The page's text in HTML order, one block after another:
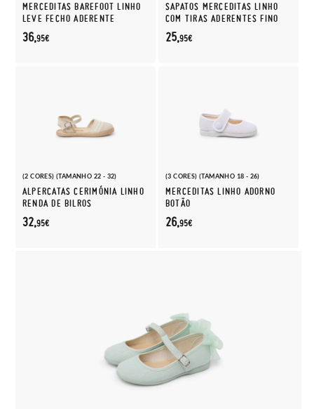
MERCEDITAS BAREFOOT LINHO
LEVE FECHO ADERENTE
36,95€
SAPATOS MERCEDITAS LINHO
COM TIRAS ADERENTES FINO
25,95€
(2 CORES) (TAMANHO 22 - 32)
ALPERCATAS CERIMÓNIA LINHO
RENDA DE BILROS
32,95€
(3 CORES) (TAMANHO 18 - 26)
MERCEDITAS LINHO ADORNO
BOTÃO
26,95€